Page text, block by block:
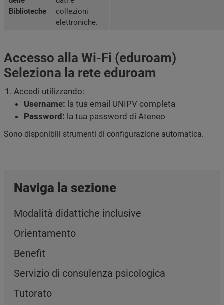
Biblioteche
collezioni
elettroniche.
Accesso alla Wi-Fi (eduroam)
Seleziona la rete eduroam
Accedi utilizzando:
Username: la tua email UNIPV completa
Password: la tua password di Ateneo
Sono disponibili strumenti di configurazione automatica.
Naviga la sezione
Modalità didattiche inclusive
Orientamento
Benefit
Servizio di consulenza psicologica
Tutorato